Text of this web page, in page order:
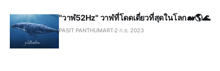
"วาฬ52Hz" วาฬที่โดดเดี่ยวที่สุดในโลก🐋🌎🌊
PASIT PANTHUMART 2 ก.ย. 2023